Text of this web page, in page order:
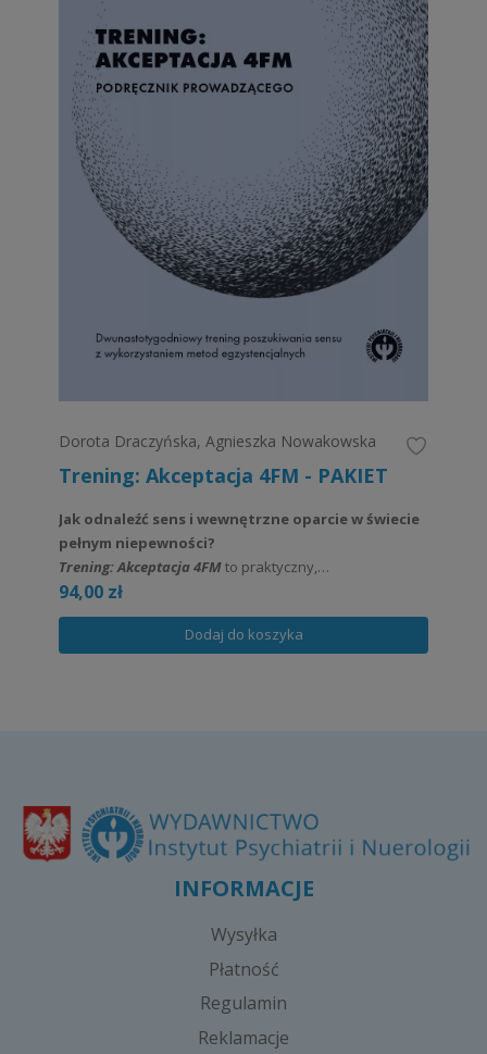
Dorota Draczyńska, Agnieszka Nowakowska
Trening: Akceptacja 4FM - PAKIET
Jak odnaleźć sens i wewnętrzne oparcie w świecie
pełnym niepewności?
Trening: Akceptacja 4FMto praktyczny,
dwunastotygodniowy program terapeutyczny oparty na
współczesnej analizie egzystencjalnej i na modelu
fundamentalnych motywacji egzystencjalnych Alfrieda
94,00 zł
Dodaj do koszyka
INFORMACJE
Wysyłka
Płatność
Regulamin
Reklamacje